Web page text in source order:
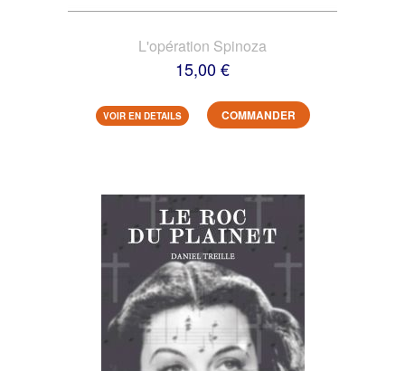
L'opération Spinoza
15,00 €
VOIR EN DETAILS COMMANDER